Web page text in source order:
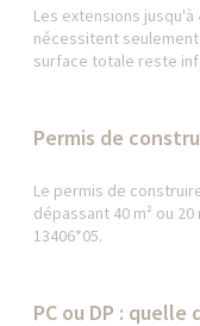
Les extensions jusqu'à
nécessitent
surface totale reste
Permis de
Le permis de
dépassant 40 m² ou
13406*05.
PC ou DP : quelle